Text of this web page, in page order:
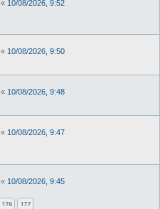
« 10/08/2026, 9:52
« 10/08/2026, 9:50
« 10/08/2026, 9:48
« 10/08/2026, 9:47
« 10/08/2026, 9:45
176 177